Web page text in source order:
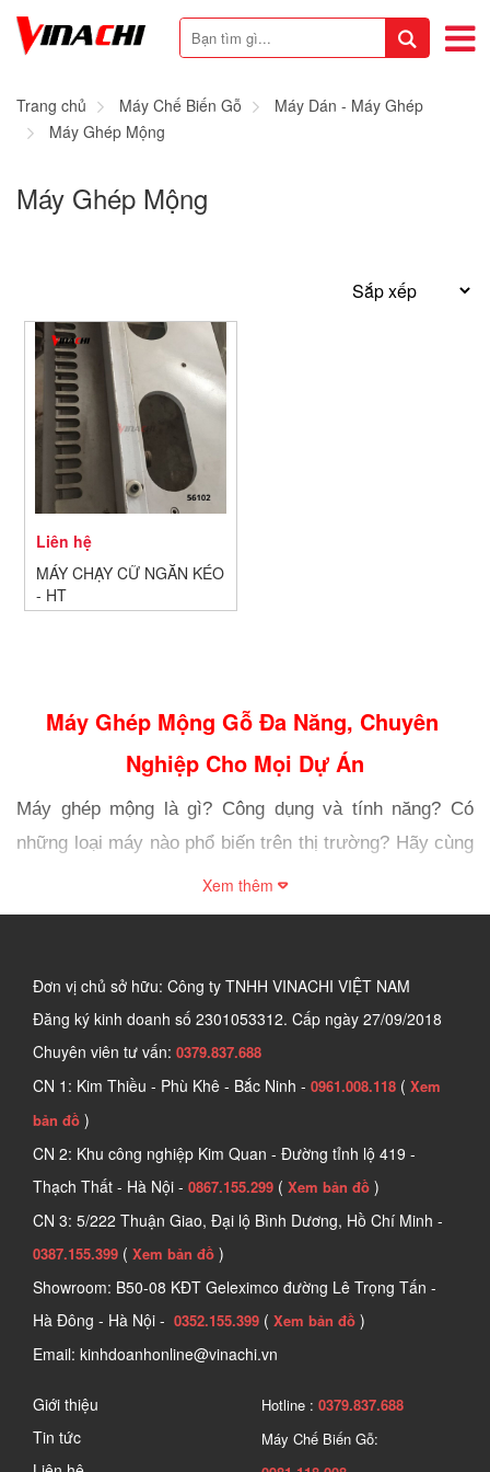
Trang chủ Máy Chế Biến Gỗ
Máy Dán - Máy Ghép
Máy Ghép Mộng
Máy Ghép Mộng
Liên hệ
MÁY CHẠY CỮ NGĂN KÉO
- HT
Máy Ghép Mộng Gỗ Đa Năng, Chuyên
Nghiệp Cho Mọi Dự Án
Máy ghép mộng là gì? Công dụng và tính năng? Có
những loại máy nào phổ biến trên thị trường? Hãy cùng
tìm hiểu trong bài viết này.
1. Tìm hiểu về Máy ghép mộng
Anh là biscuit joiner hoặc plate joiner, là một công cụ
hỗ trợ quan trọng trong ngành mộc. Các mối nối ghép
của máy này có hình dạng giống như chiếc bánh
biscuit, từ đó xuất phát tên gọi của nó.
Cách máy hoạt động là sử dụng một lưỡi cắt tròn để
tạo ra các rãnh nối trên hai mảnh gỗ cần ghép. Sau đó,
một miếng nối ghép biscuit được chèn vào rãnh và dính
kết bằng keo. Khi hai mảnh gỗ được ép lại với nhau,
mối nối này trở nên chắc chắn và độ bền được tăng
cường. Miếng nối biscuit thường được sản xuất từ gỗ
ép hoặc ván dăm, có khả năng thích ứng với sự thay
của mối nối.
2. Công dụng và tính năng của Máy ghép mộng
Xem thêm
Đơn vị chủ sở hữu: Công ty TNHH VINACHI VIỆT NAM
Đăng ký kinh doanh số 2301053312. Cấp ngày 27/09/2018
Chuyên viên tư vấn: 0379.837.688
CN 1: Kim Thiều - Phù Khê - Bắc Ninh - 0961.008.118 ( Xem
bản đồ )
CN 2: Khu công nghiệp Kim Quan - Đường tỉnh lộ 419 -
Thạch Thất - Hà Nội - 0867.155.299 ( Xem bản đồ )
CN 3: 5/222 Thuận Giao, Đại lộ Bình Dương, Hồ Chí Minh -
0387.155.399 ( Xem bản đồ )
Showroom: B50-08 KĐT Geleximco đường Lê Trọng Tấn -
Hà Đông - Hà Nội - 0352.155.399 ( Xem bản đồ )
Email: kinhdoanhonline@vinachi.vn
Giới thiệu
Tin tức
Hotline : 0379.837.688
Máy Chế Biến Gỗ: